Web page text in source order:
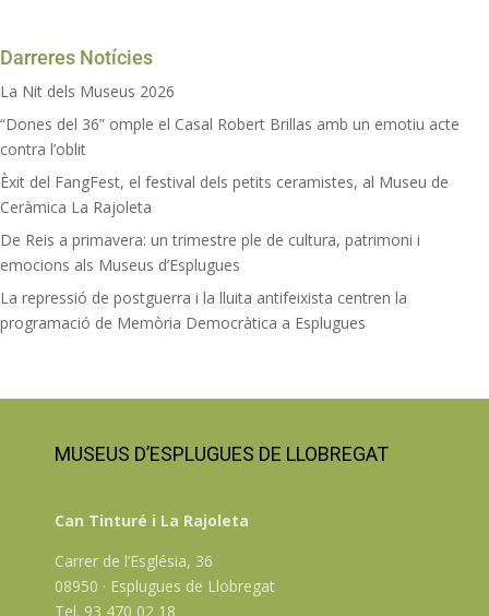
Darreres Notícies
La Nit dels Museus 2026
“Dones del 36” omple el Casal Robert Brillas amb un emotiu acte
contra l’oblit
Èxit del FangFest, el festival dels petits ceramistes, al Museu de
Ceràmica La Rajoleta
De Reis a primavera: un trimestre ple de cultura, patrimoni i
emocions als Museus d’Esplugues
La repressió de postguerra i la lluita antifeixista centren la
programació de Memòria Democràtica a Esplugues
MUSEUS D’ESPLUGUES DE LLOBREGAT
Can Tinturé i La Rajoleta
Carrer de l’Església, 36
08950 · Esplugues de Llobregat
Tel. 93 470 02 18